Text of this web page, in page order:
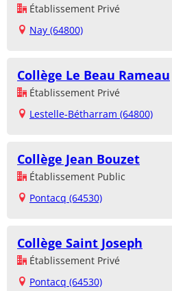
Établissement Privé
Nay (64800)
Collège Le Beau Rameau
Établissement Privé
Lestelle-Bétharram (64800)
Collège Jean Bouzet
Établissement Public
Pontacq (64530)
Collège Saint Joseph
Établissement Privé
Pontacq (64530)